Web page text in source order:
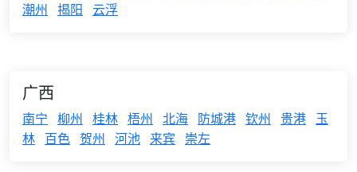
潮州 揭阳 云浮
广西
南宁 柳州 桂林 梧州 北海 防城港 钦州 贵港 玉
林 百色 贺州 河池 来宾 崇左